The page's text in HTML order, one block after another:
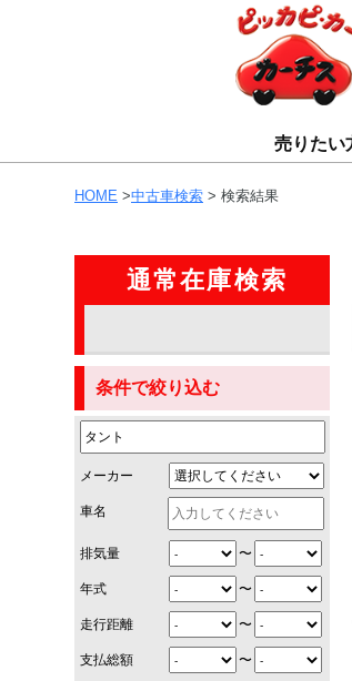
売りたい
HOME >中古車検索 > 検索結果
通常在庫検索
条件で絞り込む
メーカー
車名
排気量 〜
年式 〜
走行距離 〜
支払総額 〜